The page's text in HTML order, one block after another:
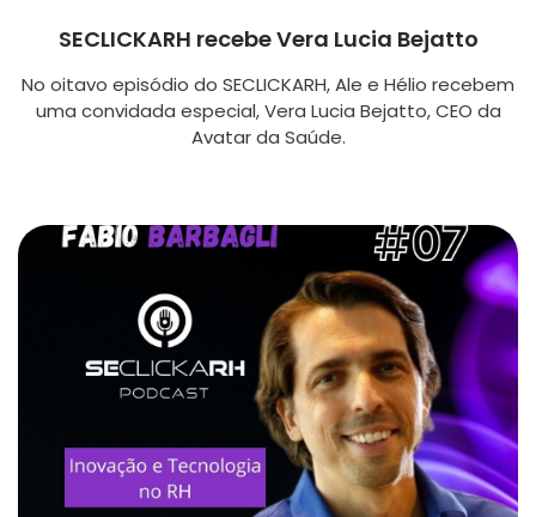
SECLICKARH recebe Vera Lucia Bejatto
No oitavo episódio do SECLICKARH, Ale e Hélio recebem
uma convidada especial, Vera Lucia Bejatto, CEO da
Avatar da Saúde.